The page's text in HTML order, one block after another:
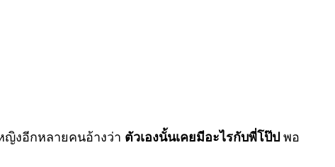
ญิงอีกหลายคนอ้างว่า ตัวเองนั้นเคยมีอะไรกับพี่โป๊ป พอ